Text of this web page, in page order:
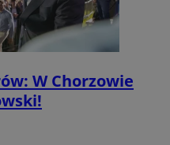
W Chorzowie